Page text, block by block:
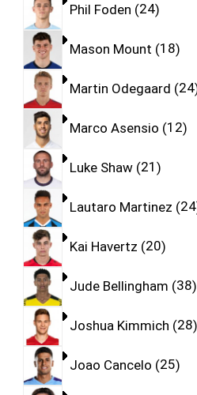
Phil Foden 24
Mason Mount 18
Martin Odegaard 24
Marco Asensio 12
Luke Shaw 21
Lautaro Martinez 24
Kai Havertz 20
Jude Bellingham 38
Joshua Kimmich 28
Joao Cancelo 25